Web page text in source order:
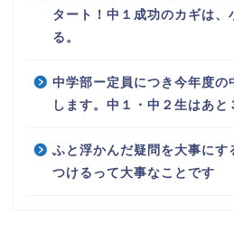
タート！中１成功のカギは、
る。
中学部ー定員につき今年度の
します。中１・中２生はあと
ふと浮かんだ疑問を大事にす
つけるって大事なことです